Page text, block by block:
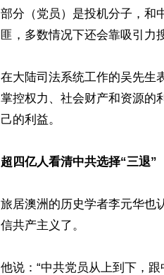
部分（党员）是投机分子，和
匪，多数情况下还会靠吸引力
在大陆司法系统工作的吴先生
掌控权力、社会财产和资源的
己的利益。
超四亿人看清中共选择“三退”
旅居澳洲的历史学者李元华也
信共产主义了。
他说：“中共党员从上到下，